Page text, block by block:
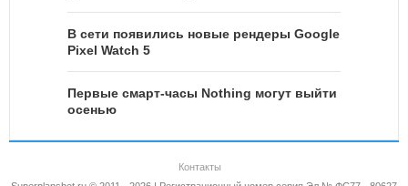
В сети появились новые рендеры Google
Pixel Watch 5
Первые смарт-часы Nothing могут выйти
осенью
Контакты